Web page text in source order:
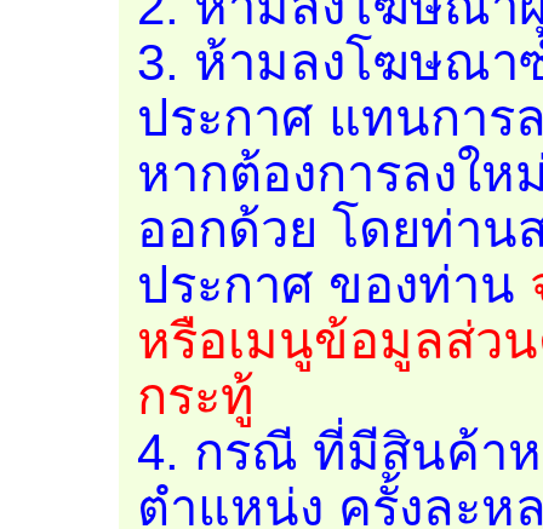
3. ห้ามลงโฆษณา
ประกาศ แทนการ
หากต้องการลงให
ออกด้วย โดยท่าน
ประกาศ ของท่าน
หรือเมนูข้อมูลส่ว
กระทู้
4. กรณี ที่มีสินค้า
ตำแหน่ง ครั้งละห